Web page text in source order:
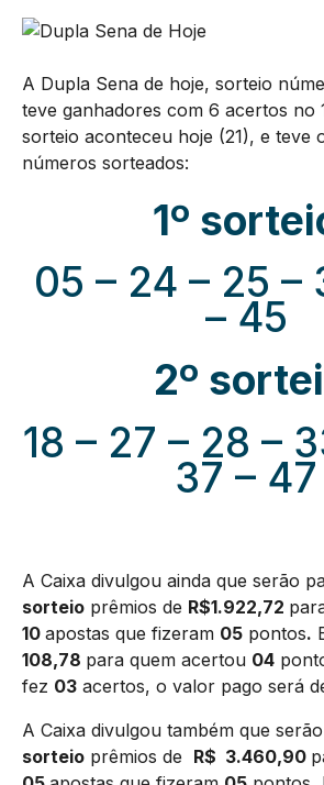
A Dupla Sena de hoje, sorteio
teve ganhadores com 6 acertos no
sorteio aconteceu hoje (21), e teve
números sorteados:
1º
05 – 24 – 25 –
– 45
2º
18 – 27 – 28 –
37 – 47
A Caixa divulgou ainda que serão
sorteio prêmios de R$1.922,72
10 apostas que fizeram 05 pontos.
108,78 para quem acertou 04
fez 03 acertos, o valor pago será
A Caixa divulgou também que
sorteio prêmios de R$ 3.460,90